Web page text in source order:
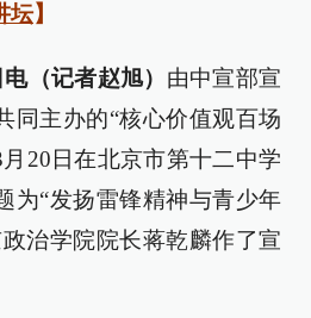
坛】
（记者赵旭） 由中宣部宣
同主办的“核心价值观百场
20日在北京市第十二中学
为“发扬雷锋精神与青少年
治学院院长蒋乾麟作了宣